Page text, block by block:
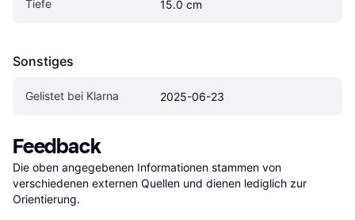
Tiefe 15.0 cm
Sonstiges
Gelistet bei Klarna 2025-06-23
Feedback
Die oben angegebenen Informationen stammen von
verschiedenen externen Quellen und dienen lediglich zur
Orientierung.